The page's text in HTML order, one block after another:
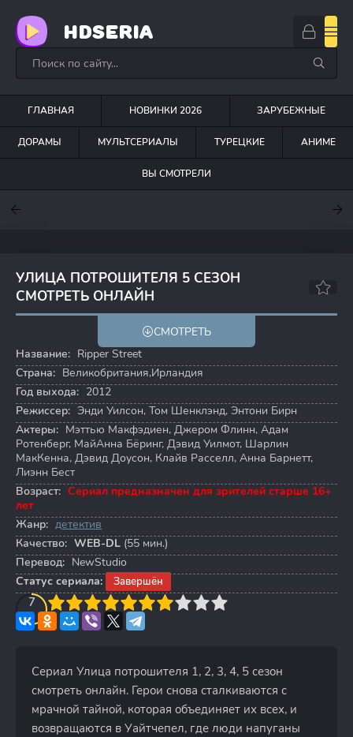
HDSERIA
ГЛАВНАЯ НОВИНКИ 2026 ЗАРУБЕЖНЫЕ
ДОРАМЫ МУЛЬТСЕРИАЛЫ ТУРЕЦКИЕ АНИМЕ
ВЫ СМОТРЕЛИ
УЛИЦА ПОТРОШИТЕЛЯ 5 СЕЗОН
СМОТРЕТЬ ОНЛАЙН
7.8
СМОТРЕТЬ
Название: Ripper Street
Страна: Великобритания,Ирландия
Год выхода: 2012
Режиссер: Энди Уилсон, Том Шенклэнд, Энтони Бирн
Актеры: Мэттью Макфэдиен, Джером Флинн, Адам
Ротенберг, МайАнна Бёринг, Дэвид Уилмот, Шарлин
МакКенна, Дэвид Доусон, Клайв Расселл, Анна Барнетт,
Лиэнн Бест
Возраст: Сериал предназначен для зрителей старше 16+
лет
Жанр: детектив
Качество: WEB-DL (55 мин.)
Перевод: NewStudio
Статус сериала:
Завершён
7
4 5 6 7 8 9 10
Сериал Улица потрошителя 1, 2, 3, 4, 5 сезон
смотреть онлайн. Герои снова сталкиваются с
мрачной тайной, которая объединяет их всех, и
возвращаются в Уайтчепел, где люди напуганы